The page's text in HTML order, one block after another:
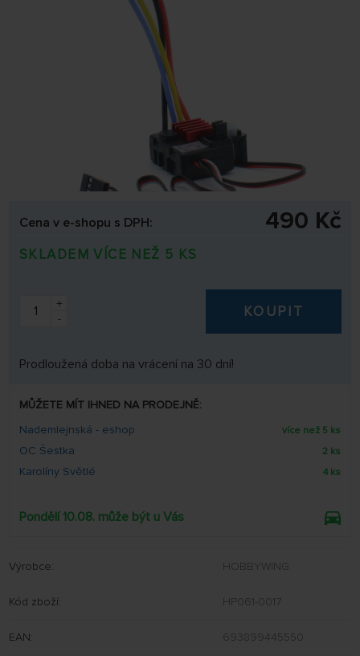
Cena v e-shopu s DPH: 490 Kč
SKLADEM VÍCE NEŽ 5 KS
+
-
KOUPIT
Prodloužená doba na vrácení na 30 dní!
MŮŽETE MÍT IHNED NA PRODEJNĚ:
Nademlejnská - eshop
více než 5 ks
OC Šestka 2 ks
Karolíny Světlé 4 ks
Pondělí 10.08. může být u Vás
Výrobce: HOBBYWING
Kód zboží: HP061-0017
EAN: 693899445550